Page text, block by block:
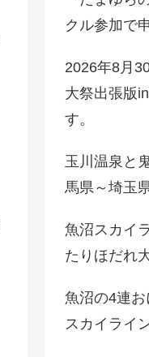
クル参加で
2026年8月
大祭出張版
す。
玉川温泉と
馬県～埼玉
魚沼スカイ
たりほだれ
魚沼の4連
スカイライ